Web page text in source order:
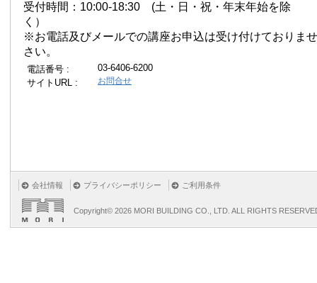
受付時間：10:00-18:30 (土・日・祝・年末年始を除
く）
※お電話及びメールでの講座お申込は受け付けておりま
さい。
電話番号 :
03-6406-6200
サイトURL :
お問合せ
会社情報 プライバシーポリシー ご利用条件
Copyright© 2026 MORI BUILDING CO., LTD. ALL RIGHTS